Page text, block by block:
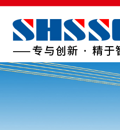
关于我们 产品